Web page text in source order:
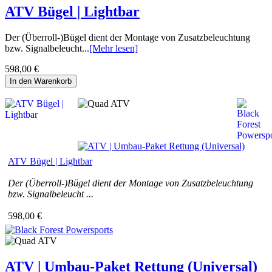
ATV Bügel | Lightbar
Der (Überroll-)Bügel dient der Montage von Zusatzbeleuchtung
bzw. Signalbeleucht...[Mehr lesen]
598,00 €
In den Warenkorb
ATV Bügel | Lightbar
Der (Überroll-)Bügel dient der Montage von Zusatzbeleuchtung
bzw. Signalbeleucht ...
598,00 €
ATV | Umbau-Paket Rettung (Universal)